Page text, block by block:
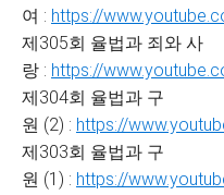
여 : https://
제305회 율법과 죄와 사
랑 : https://
제304회 율법과 구
원 (2) : https://
제303회 율법과 구
원 (1) : https://